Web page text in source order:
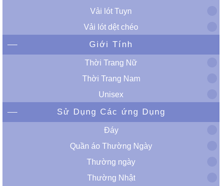
Vải lót Tuyn
Vải lót dệt chéo
Giới Tính
Thời Trang Nữ
Thời Trang Nam
Unisex
Sử Dụng Các ứng Dụng
Đáy
Quần áo Thường Ngày
Thường ngày
Thường Nhật